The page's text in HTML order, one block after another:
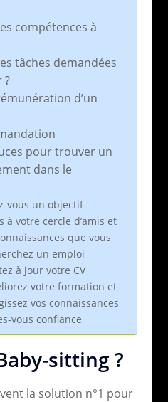
compétences à
tâches demandées
?
d’un
pour trouver un
dans le
vous un objectif
à votre cercle d’amis et
que vous
un emploi
à jour votre CV
votre formation et
vos connaissances
vous confiance
sitting ?
la solution n°1 pour